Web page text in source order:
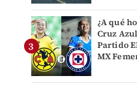
¿A qué
Cruz
Partido
MX